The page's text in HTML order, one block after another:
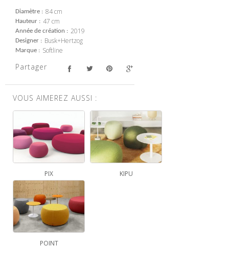
Diamètre 84 cm
Hauteur 47 cm
Année de création 2019
Designer Busk+Hertzog
Marque Softline
Partager
VOUS AIMEREZ AUSSI :
PIX KIPU
POINT